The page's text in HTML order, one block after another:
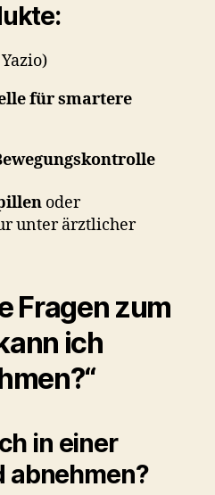
für smartere
oder
unter ärztlicher
Fragen zum
ich
in einer
abnehmen?